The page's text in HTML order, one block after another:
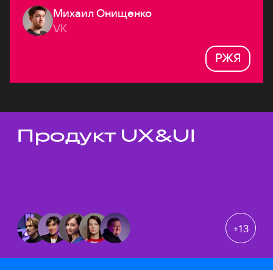
Михаил Онищенко
VK
РЖЯ
Темы докладов
Продукт UX&UI
+13